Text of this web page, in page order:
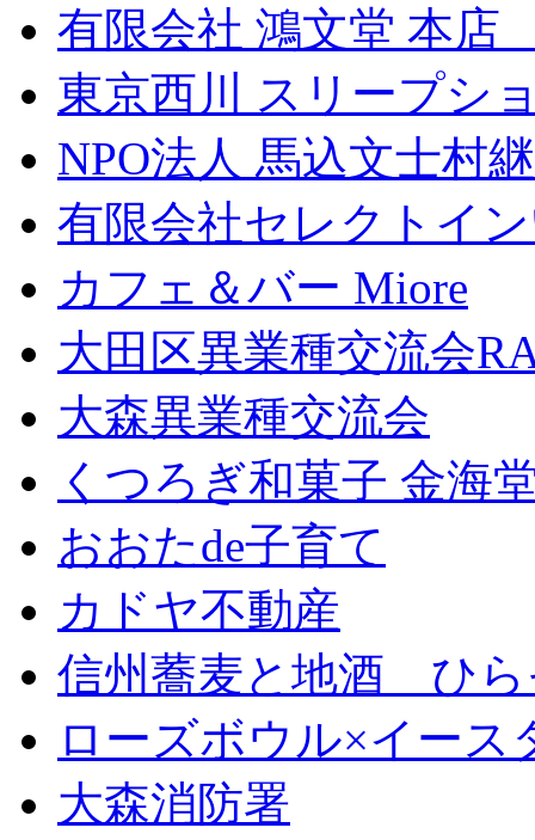
有限会社 鴻文堂 本
東京西川 スリープシ
NPO法人 馬込文士村
有限会社セレクトイ
カフェ＆バー Miore
大田区異業種交流会
大森異業種交流会
くつろぎ和菓子 金海
おおたde子育て
カドヤ不動産
信州蕎麦と地酒 ひら
ローズボウル×イース
大森消防署